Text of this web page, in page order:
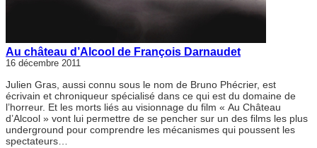
Au château d’Alcool de François Darnaudet
16 décembre 2011
Julien Gras, aussi connu sous le nom de Bruno Phécrier, est
écrivain et chroniqueur spécialisé dans ce qui est du domaine de
l’horreur. Et les morts liés au visionnage du film « Au Château
d’Alcool » vont lui permettre de se pencher sur un des films les plus
underground pour comprendre les mécanismes qui poussent les
spectateurs…